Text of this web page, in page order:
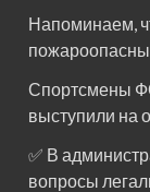
Напоминаем,
Спортсмены
выступили на
✅ В
вопросы